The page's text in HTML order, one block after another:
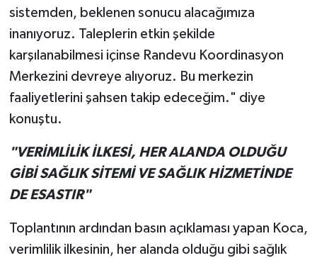
sistemden, beklenen sonucu alacağımıza
inanıyoruz. Taleplerin etkin şekilde
karşılanabilmesi içinse Randevu Koordinasyon
Merkezini devreye alıyoruz. Bu merkezin
faaliyetlerini şahsen takip edeceğim." diye
konuştu.
"VERİMLİLİK İLKESİ, HER ALANDA OLDUĞU
GİBİ SAĞLIK SİTEMİ VE SAĞLIK HİZMETİNDE
DE ESASTIR"
Toplantının ardından basın açıklaması yapan Koca,
verimlilik ilkesinin, her alanda olduğu gibi sağlık